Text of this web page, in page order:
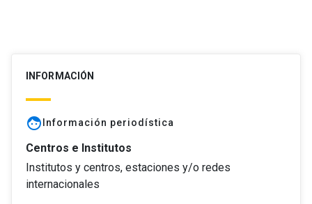
INFORMACIÓN
face Información periodística
Centros e Institutos
Institutos y centros, estaciones y/o redes
internacionales